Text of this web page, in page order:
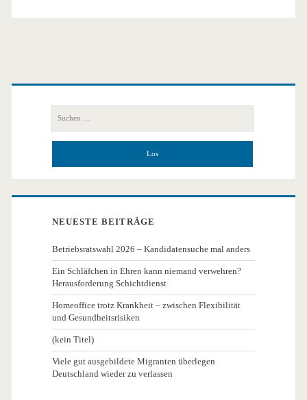
Primäre
Seitenleiste
nach:
NEUESTE BEITRÄGE
Betriebsratswahl 2026 – Kandidatensuche mal anders
Ein Schläfchen in Ehren kann niemand verwehren?
Herausforderung Schichtdienst
Homeoffice trotz Krankheit – zwischen Flexibilität
und Gesundheitsrisiken
(kein Titel)
Viele gut ausgebildete Migranten überlegen
Deutschland wieder zu verlassen